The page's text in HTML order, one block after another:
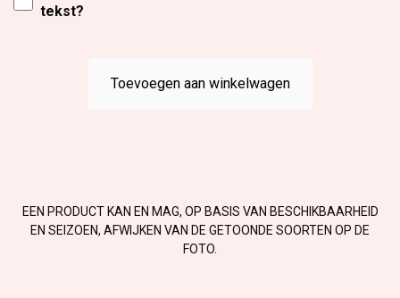
tekst?
Toevoegen aan winkelwagen
EEN PRODUCT KAN EN MAG, OP BASIS VAN BESCHIKBAARHEID
EN SEIZOEN, AFWIJKEN VAN DE GETOONDE SOORTEN OP DE
FOTO.